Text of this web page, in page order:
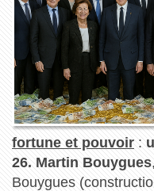
fortune et pouvoir:
26. Martin Bouygues
Bouygues